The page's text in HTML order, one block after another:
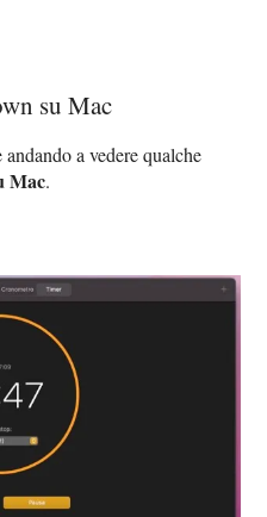
su Mac
a vedere qualche
Mac.